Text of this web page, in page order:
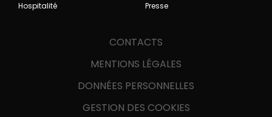
Hospitalité
Presse
CONTACTS
MENTIONS LÉGALES
DONNÉES PERSONNELLES
GESTION DES COOKIES